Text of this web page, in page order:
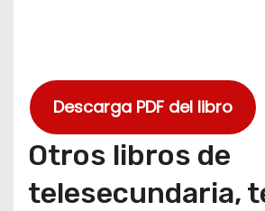
Descarga PDF del libro
Otros libros de
telesecundaria,